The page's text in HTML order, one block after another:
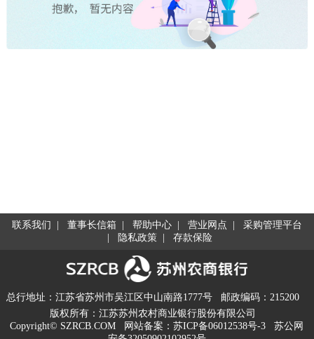
联系我们 董事长信箱 帮助中心 营业网点
采购管理平台
隐私政策 存款保险
总行地址：江苏省苏州市吴江区中山南路1777号
邮政编码：215200
版权所有：江苏苏州农村商业银行股份有限公司
Copyright© SZRCB.COM
网站备案：苏ICP备06012538号-3
苏公网